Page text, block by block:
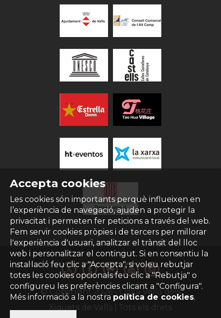
Accepta cookies
Les cookies són importants perquè influeixen en
l’experiència de navegació, ajuden a protegir la
privacitat i permeten fer peticions a través del web.
Fem servir cookies pròpies i de tercers per millorar
l'experiència d'usuari, analitzar el trànsit del lloc
web i personalitzar el contingut. Si en consentiu la
instal·lació feu clic a "Accepta", si voleu rebutjar
totes les cookies opcionals feu clic a "Rebutja" o
configureu les preferències clicant a "Configura".
Més informació a la nostrapolítica de cookies.
© Copyright2026- Colla Vella dels
Xiquets de Valls | Tots els drets